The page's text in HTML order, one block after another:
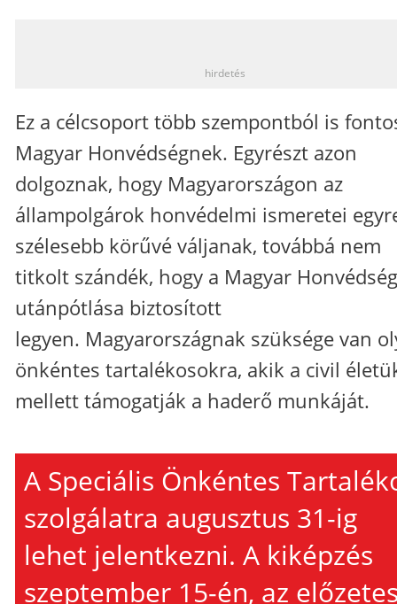
hirdetés
Ez a célcsoport több szempontból is
Magyar Honvédségnek. Egyrészt azon
dolgoznak, hogy Magyarországon az
állampolgárok honvédelmi ismeretei
szélesebb körűvé váljanak, továbbá nem
titkolt szándék, hogy a Magyar Honvédség
utánpótlása biztosított
legyen. Magyarországnak szüksége van
önkéntes tartalékosokra, akik a civil
mellett támogatják a haderő munkáját.
A Speciális Önkéntes
szolgálatra augusztus 31-ig
lehet jelentkezni. A kiképzés
szeptember 15-én, az